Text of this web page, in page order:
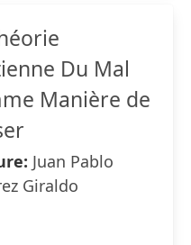
Du Mal
Manière de
Juan Pablo
Giraldo